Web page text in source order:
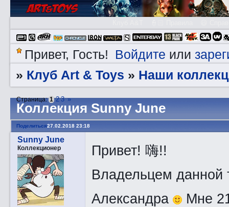
Привет, Гость! Войдите или
» Клуб Art & Toys » Наши
Коллекция Sunny June
Страница:1 2 3 »
Поделиться27.02.2018 23:18
Sunny June
Коллекционер
Привет! 嗨!!
Владельцем данной
Александра
Мне 21